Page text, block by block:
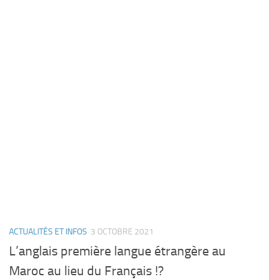
ACTUALITÉS ET INFOS 3 OCTOBRE 2021
L’anglais première langue étrangère au
Maroc au lieu du Français !?